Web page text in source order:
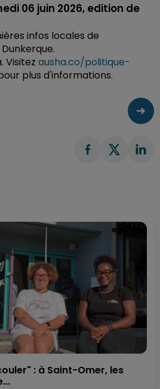
06 juin 2026, edition de
infos locales de
Visitez ausha.co/politique-
plus d'informations.
: à Saint-Omer, les